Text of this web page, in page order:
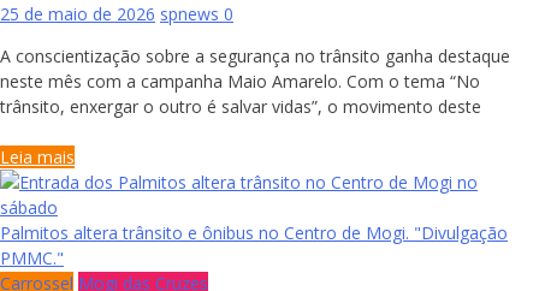
25 de maio de 2026 spnews 0
A conscientização sobre a segurança no trânsito ganha destaque
neste mês com a campanha Maio Amarelo. Com o tema “No
trânsito, enxergar o outro é salvar vidas”, o movimento deste
Leia mais
Palmitos altera trânsito e ônibus no Centro de Mogi. "Divulgação
PMMC."
Carrossel Mogi das Cruzes